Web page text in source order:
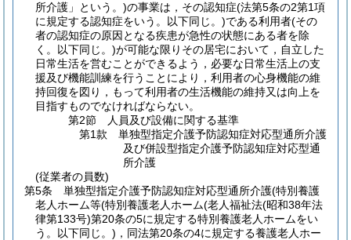
所介護」という。)の事業は，その認知症(法第5条の2第1項
に規定する認知症をいう。以下同じ。)である利用者(その
者の認知症の原因となる疾患が急性の状態にある者を除
く。以下同じ。)が可能な限りその居宅において，自立した
日常生活を営むことができるよう，必要な日常生活上の支
援及び機能訓練を行うことにより，利用者の心身機能の維
持回復を図り，もって利用者の生活機能の維持又は向上を
目指すものでなければならない。
第2節
人員及び設備に関する基準
第1款
単独型指定介護予防認知症対応型通所介護
及び併設型指定介護予防認知症対応型通
所介護
(従業者の員数)
第5条
単独型指定介護予防認知症対応型通所介護(特別養護
老人ホーム等(特別養護老人ホーム(老人福祉法(昭和38年法
律第133号)第20条の5に規定する特別養護老人ホームをい
う。以下同じ。) ，同法第20条の4に規定する養護老人ホー